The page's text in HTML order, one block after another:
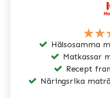
Hälsosamma
Matkassar
Recept
Näringsrika